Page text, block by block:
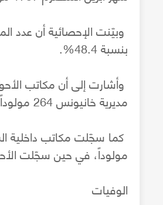
بنسبة 48.4%.
مديرية خانيونس 264 مولوداً.
مولوداً، في حين سجّلت الأحوال
الوفيات